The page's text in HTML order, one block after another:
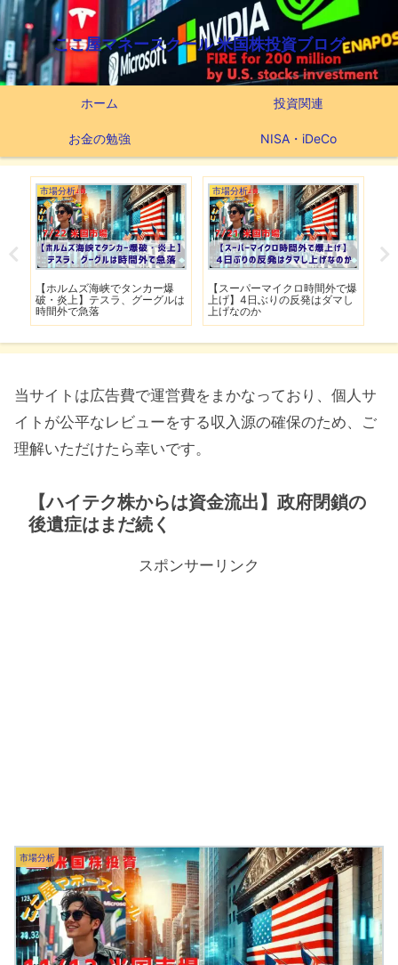
ここ屋マネースクール 米国株投資ブログ
ホーム 投資関連
お金の勉強 NISA・iDeCo
ルムズ海峡でタンカー爆
炎上】テスラ、グーグルは
外で急落
市場分析
【スーパーマイクロ時間外で爆
上げ】4日ぶりの反発はダマし
つみたてNISA
【新NISAの
つみたて
当サイトは広告費で運営費をまかなっており、個人サ
イトが公平なレビューをする収入源の確保のため、ご
理解いただけたら幸いです。
【ハイテク株からは資金流出】政府閉鎖の
後遺症はまだ続く
スポンサーリンク
市場分析